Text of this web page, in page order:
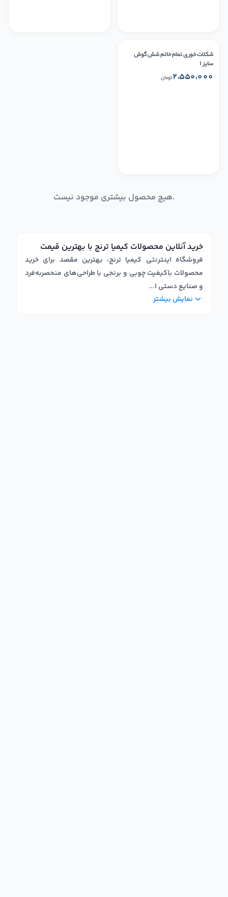
شکلات خوری تمام خاتم شش گوش
سایز ۱
۲،۵۵۰،۰۰۰تومان
هیچ محصول بیشتری موجود نیست.
خرید آنلاین محصولات کیمیا ترنج با بهترین قیمت
فروشگاه اینترنتی کیمیا ترنج، بهترین مقصد برای خرید
محصولات باکیفیت چوبی و برنجی با طراحی‌های منحصر‌به‌فرد
و صنایع دستی ا...
نمایش بیشتر